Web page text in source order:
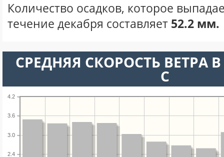
Количество осадков, которое
течение декабря составляет 52.2 мм.
СРЕДНЯЯ СКОРОСТЬ ВЕТРА
С
2.4
3.0
3.6
4.2